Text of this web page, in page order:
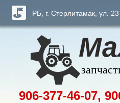
РБ, г. Стерлитамак, ул.
906-377-46-07,